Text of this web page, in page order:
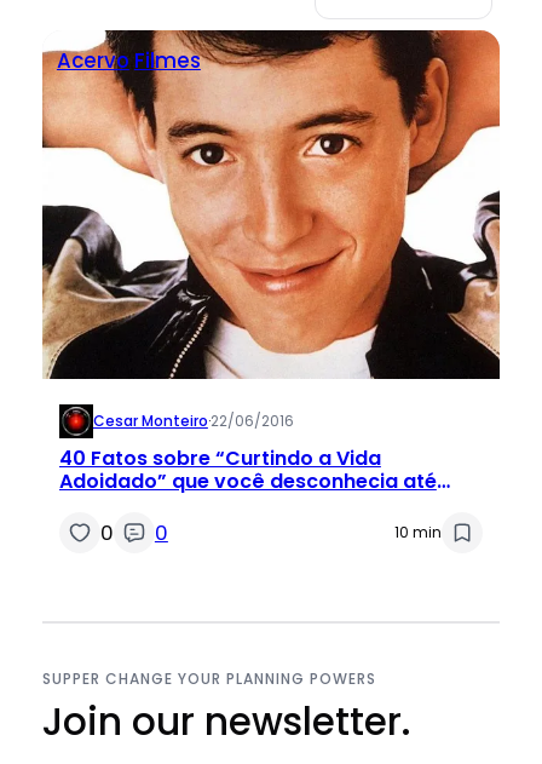
Acervo Filmes
Cesar Monteiro·22/06/2016
40 Fatos sobre “Curtindo a Vida
Adoidado” que você desconhecia até
0 0 10 min
SUPPER CHANGE YOUR PLANNING POWERS
Join our newsletter.